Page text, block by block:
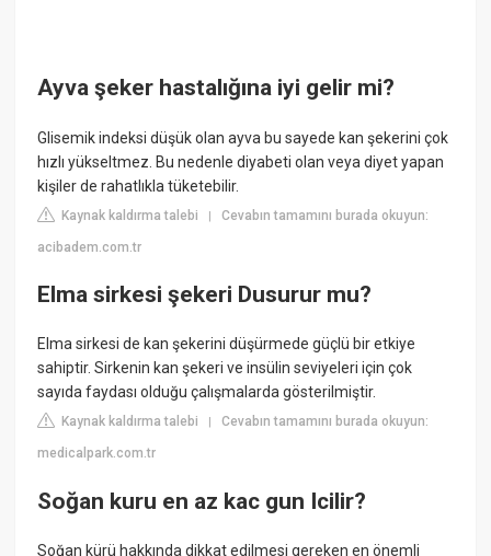
Ayva şeker hastalığına iyi gelir mi?
Glisemik indeksi düşük olan ayva bu sayede kan şekerini çok
hızlı yükseltmez. Bu nedenle diyabeti olan veya diyet yapan
kişiler de rahatlıkla tüketebilir.
Kaynak kaldırma talebi |Cevabın tamamını burada okuyun:
acibadem.com.tr
Elma sirkesi şekeri Dusurur mu?
Elma sirkesi de kan şekerini düşürmede güçlü bir etkiye
sahiptir. Sirkenin kan şekeri ve insülin seviyeleri için çok
sayıda faydası olduğu çalışmalarda gösterilmiştir.
Kaynak kaldırma talebi |Cevabın tamamını burada okuyun:
medicalpark.com.tr
Soğan kuru en az kac gun Icilir?
Soğan kürü hakkında dikkat edilmesi gereken en önemli